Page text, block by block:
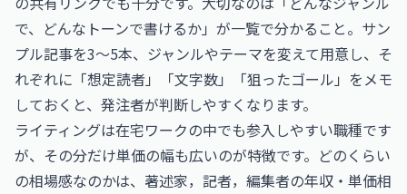
で、どんなトーンで書けるか」が一覧で分かること。サン
プル記事を3〜5本、ジャンルやテーマを変えて用意し、そ
れぞれに「想定読者」「文字数」「狙ったゴール」をメモ
しておくと、発注者が判断しやすくなります。
ライティングは在宅ワークの中でも参入しやすい職種です
が、その分だけ単価の幅も広いのが特徴です。どのくらい
の相場感なのかは、 著述家，記者，編集者の年収・単価相